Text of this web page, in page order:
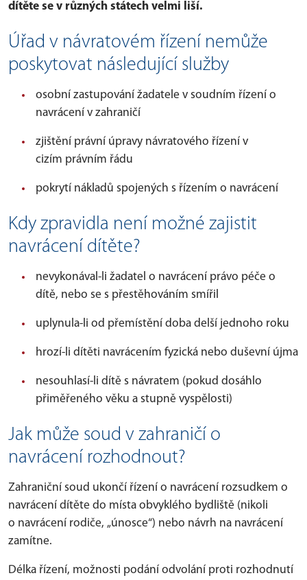
dítěte se v různých státech velmi liší.
Úřad v návratovém řízení nemůže
poskytovat následující služby
osobní zastupování žadatele v soudním řízení o
navrácení v zahraničí
zjištění právní úpravy návratového řízení v
cizím právním řádu
pokrytí nákladů spojených s řízením o navrácení
Kdy zpravidla není možné zajistit
navrácení dítěte?
nevykonával-li žadatel o navrácení právo péče o
dítě, nebo se s přestěhováním smířil
uplynula-li od přemístění doba delší jednoho roku
hrozí-li dítěti navrácením fyzická nebo duševní újma
nesouhlasí-li dítě s návratem (pokud dosáhlo
přiměřeného věku a stupně vyspělosti)
Jak může soud v zahraničí o
navrácení rozhodnout?
Zahraniční soud ukončí řízení o navrácení rozsudkem o
navrácení dítěte do místa obvyklého bydliště (nikoli
o navrácení rodiče, „únosce“) nebo návrh na navrácení
zamítne.
Délka řízení, možnosti podání odvolání proti rozhodnutí